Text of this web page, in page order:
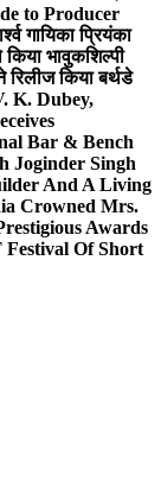
to Producer
गायिका प्रियंका
किया भावुकशिल्पी
रिलीज किया बर्थडे
K. Dubey,
Bar & Bench
Joginder Singh
And A Living
Crowned Mrs.
Awards
Of Short